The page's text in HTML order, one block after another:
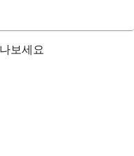
보세요